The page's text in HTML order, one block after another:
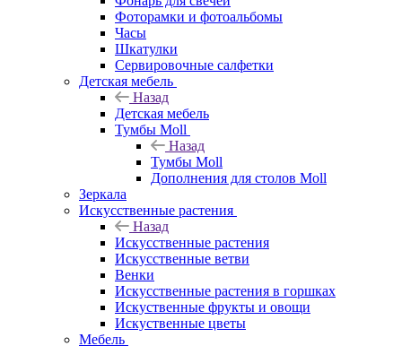
Фоторамки и фотоальбомы
Часы
Шкатулки
Сервировочные салфетки
Детская мебель
Назад
Детская мебель
Тумбы Moll
Назад
Тумбы Moll
Дополнения для столов Moll
Зеркала
Искусственные растения
Назад
Искусственные растения
Искусственные ветви
Венки
Искусственные растения в горшках
Искуственные фрукты и овощи
Искуственные цветы
Мебель